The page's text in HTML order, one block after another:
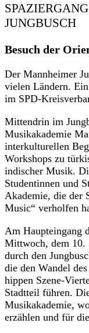
JUNGBUSCH
Besuch der
Der Mannheimer
vielen Ländern.
im SPD-
Mittendrin im
Musikakademie
interkulturellen
Workshops zu
indischer Musik.
Studentinnen und
Akademie, die der
Music“ verholfen
Am Haupteingang
Mittwoch, dem 10.
durch den
die den Wandel
hippen Szene-
Stadtteil führen.
Musikakademie,
erzählen und für